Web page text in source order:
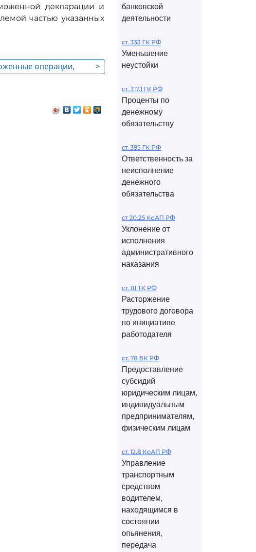
декларации и
частью указанных
>
операции,
банковской
деятельности
ст. 333 ГК РФ
Уменьшение
неустойки
ст. 317.1 ГК РФ
Проценты по
денежному
обязательству
ст. 395 ГК РФ
Ответственность за
неисполнение
денежного
обязательства
ст 20.25 КоАП РФ
Уклонение от
исполнения
административного
наказания
ст. 81 ТК РФ
Расторжение
трудового договора
по инициативе
работодателя
ст. 78 БК РФ
Предоставление
субсидий
юридическим лицам,
индивидуальным
предпринимателям,
физическим лицам
ст. 12.8 КоАП РФ
Управление
транспортным
средством
водителем,
находящимся в
состоянии
опьянения,
передача